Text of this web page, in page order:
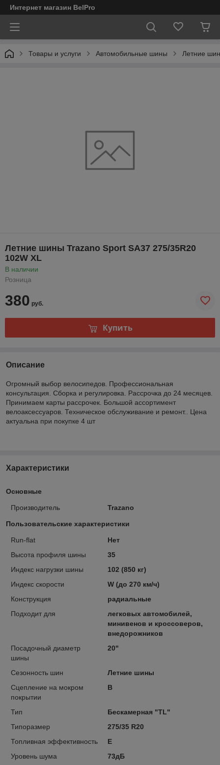
Интернет магазин BelPro
Товары и услуги Автомобильные шины Летние
Летние шины Trazano Sport SA37 275/35R20
102W XL
В наличии
Розница
380 руб.
Купить
Описание
Огромный выбор велосипедов. Профессиональная
консультация. Сборка и регулировка. Рассрочка до 24 месяцев.
Принимаем карты рассрочек. Большой ассортимент
велоаксессуаров. Техническое обслуживание и ремонт.. Цена
актуальна при покупке 4 шт
Характеристики
Основные
Производитель Trazano
Пользовательские характеристики
Run-flat
Нет
Высота профиля шины
35
Индекс нагрузки шины
102 (850 кг)
Индекс скорости
W (до 270 км/ч)
Конструкция
радиальные
Подходит для
легковых автомобилей,
минивенов и кроссоверов,
внедорожников
Посадочный диаметр
шины
20"
Сезонность шин
Летние шины
Сцепление на мокром
покрытии
B
Тип
Бескамерная "TL"
Типоразмер
275/35 R20
Топливная эффективность
E
Уровень шума
73дБ